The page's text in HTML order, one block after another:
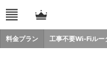
料金プラン 工事不要Wi-Fiルー